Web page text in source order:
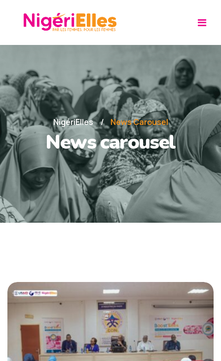
NigériElles News Carousel
News carousel